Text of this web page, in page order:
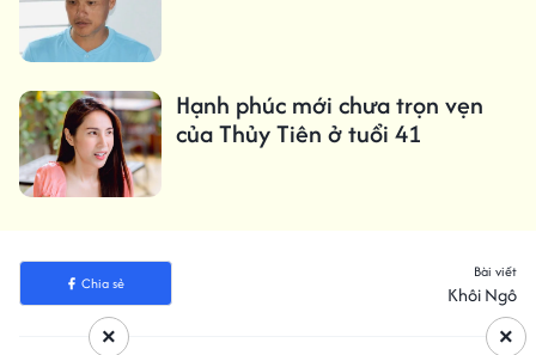
Hạnh phúc mới chưa trọn vẹn
của Thủy Tiên ở tuổi 41
Chia sẻ
Bài viết
Khôi Ngô
×
×